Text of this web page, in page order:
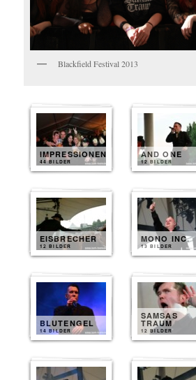
Blackfield Festival 2013
IMPRESSIONEN
44 BILDER
AND ONE
12 BILDER
EISBRECHER
12 BILDER
MONO INC.
13 BILDER
BLUTENGEL
14 BILDER
SAMSAS
TRAUM
12 BILDER